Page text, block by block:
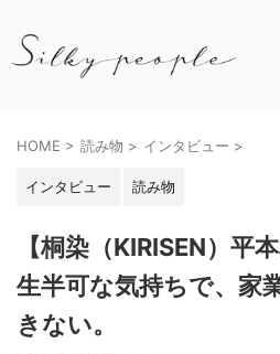
HOME > 読み物 > インタビュー >
インタビュー 読み物
【桐染（KIRISEN）平
生半可な気持ちで、家
きない。